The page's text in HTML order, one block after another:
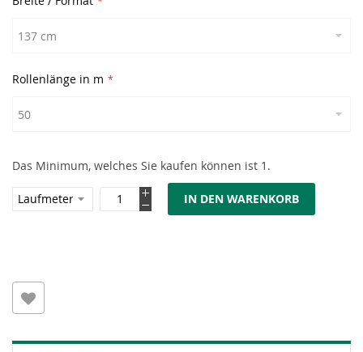
Rollenlänge in m
Das Minimum, welches Sie kaufen können ist 1.
IN DEN WARENKORB